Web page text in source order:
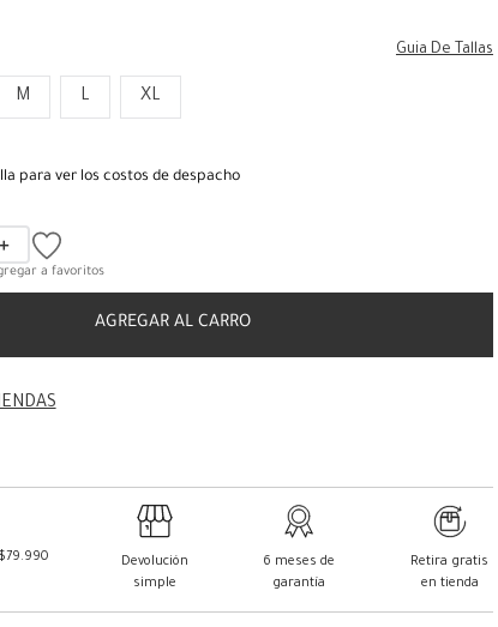
Guia De Tallas
M L XL
para ver los costos de despacho
＋
AGREGAR AL CARRO
Devolución
simple
6 meses de
garantía
Retira gratis
en tienda